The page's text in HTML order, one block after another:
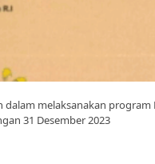
melaksanakan
31 Desember 2023